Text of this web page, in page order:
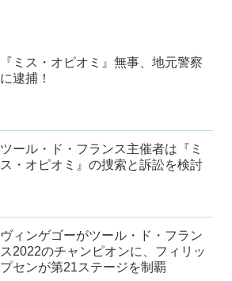
『ミス・オピオミ』無事、地元警察
に逮捕！
ツール・ド・フランス主催者は『ミ
ス・オピオミ』の捜索と訴訟を検討
ヴィンゲゴーがツール・ド・フラン
ス2022のチャンピオンに、フィリッ
プセンが第21ステージを制覇